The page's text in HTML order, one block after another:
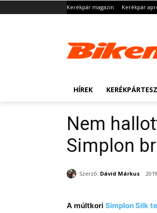
Kerékpár magazin Kerékpár
HÍREK
Nem
Simplon
Szerző: Dávid Márkus
A múltkori Simplon Silk